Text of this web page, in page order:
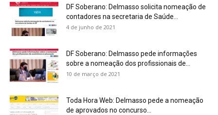
DF Soberano: Delmasso solicita nomeação de
contadores na secretaria de Saúde...
4 de junho de 2021
DF Soberano: Delmasso pede informações
sobre a nomeação dos profissionais de...
10 de março de 2021
Toda Hora Web: Delmasso pede a nomeação
de aprovados no concurso...